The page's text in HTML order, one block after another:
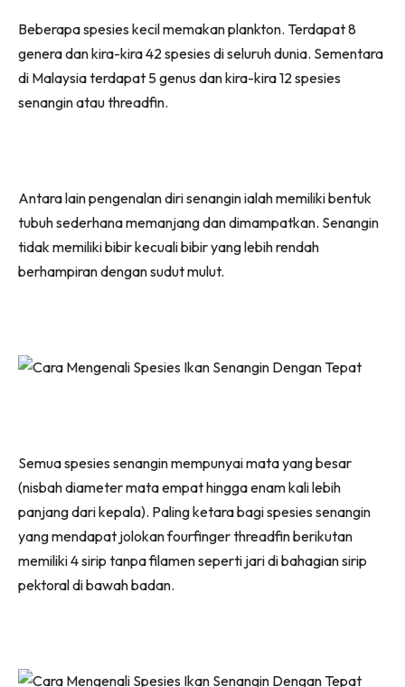
Beberapa spesies kecil memakan plankton. Terdapat 8
genera dan kira-kira 42 spesies di seluruh dunia. Sementara
di Malaysia terdapat 5 genus dan kira-kira 12 spesies
senangin atau threadfin.
Antara lain pengenalan diri senangin ialah memiliki bentuk
tubuh sederhana memanjang dan dimampatkan. Senangin
tidak memiliki bibir kecuali bibir yang lebih rendah
berhampiran dengan sudut mulut.
Semua spesies senangin mempunyai mata yang besar
(nisbah diameter mata empat hingga enam kali lebih
panjang dari kepala). Paling ketara bagi spesies senangin
yang mendapat jolokan fourfinger threadfin berikutan
memiliki 4 sirip tanpa filamen seperti jari di bahagian sirip
pektoral di bawah badan.